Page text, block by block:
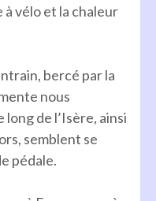
vélo et la chaleur
bercé par la
nous
de l’Isère, ainsi
semblent se
pédale.